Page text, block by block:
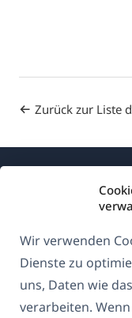
Wir verwenden
Dienste zu
uns, Daten wie
verarbeiten.
Zurück zur Liste